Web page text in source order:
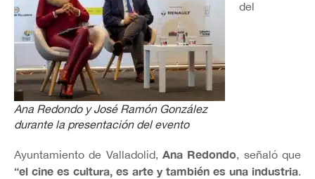
Ana Redondo y José Ramón González
durante la presentación del evento
del
Ayuntamiento de Valladolid, Ana Redondo, señaló que
“el cine es cultura, es arte y también es una industria.